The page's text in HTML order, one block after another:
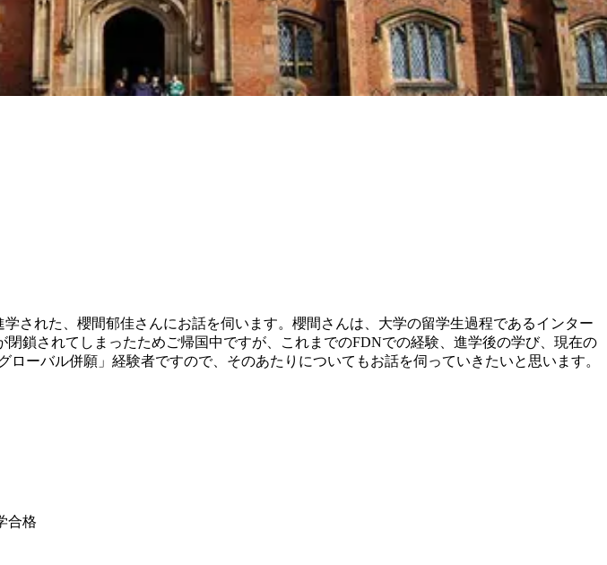
された、櫻間郁佳さんにお話を伺います。櫻間さんは、大学の留学生過程であるインター
鎖されてしまったためご帰国中ですが、これまでのFDNでの経験、進学後の学び、現在の
ーバル併願」経験者ですので、そのあたりについてもお話を伺っていきたいと思います。
合格